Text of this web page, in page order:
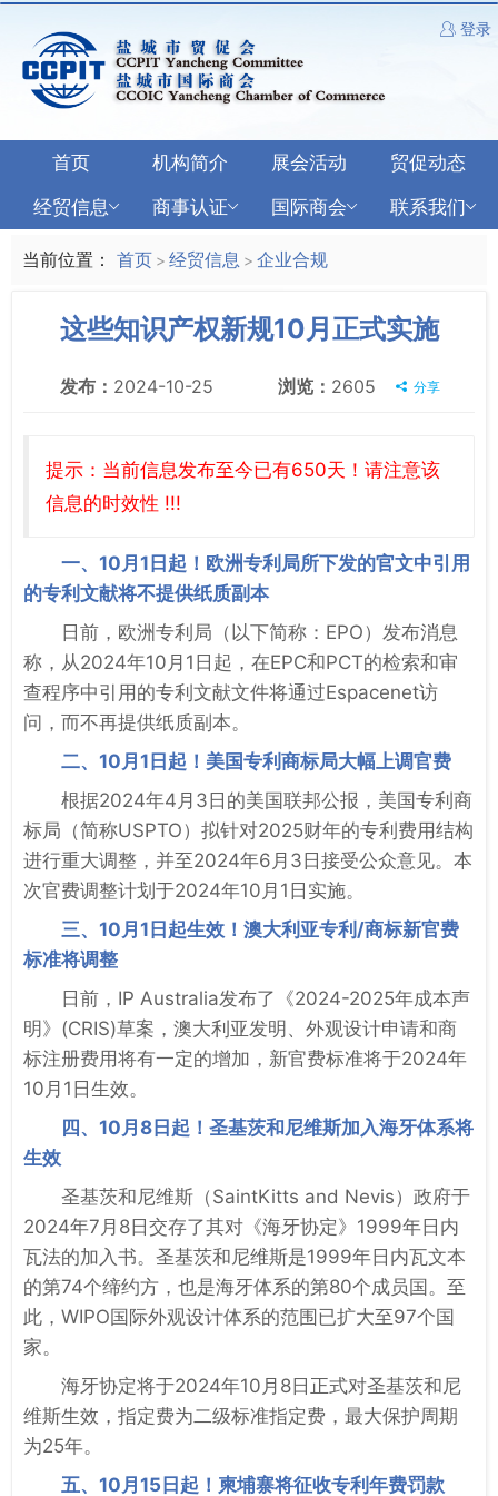
登录
首页 机构简介 展会活动
贸促动态
经贸信息
商事认证 国际商会 联系我们
当前位置： 首页 > 经贸信息 > 企业合规
这些知识产权新规10月正式实施
发布： 2024-10-25 浏览： 2605 分享
提示：当前信息发布至今已有650天！请注意该
信息的时效性 !!!
一、10月1日起！欧洲专利局所下发的官文中引用
的专利文献将不提供纸质副本
日前，欧洲专利局（以下简称：EPO）发布消息
称，从2024年10月1日起，在EPC和PCT的检索和审
查程序中引用的专利文献文件将通过Espacenet访
问，而不再提供纸质副本。
二、10月1日起！美国专利商标局大幅上调官费
根据2024年4月3日的美国联邦公报，美国专利商
标局（简称USPTO）拟针对2025财年的专利费用结构
进行重大调整，并至2024年6月3日接受公众意见。本
次官费调整计划于2024年10月1日实施。
三、10月1日起生效！澳大利亚专利/商标新官费
标准将调整
日前，IP Australia发布了《2024-2025年成本声
明》(CRIS)草案，澳大利亚发明、外观设计申请和商
标注册费用将有一定的增加，新官费标准将于2024年
10月1日生效。
四、10月8日起！圣基茨和尼维斯加入海牙体系将
生效
圣基茨和尼维斯（SaintKitts and Nevis）政府于
2024年7月8日交存了其对《海牙协定》1999年日内
瓦法的加入书。圣基茨和尼维斯是1999年日内瓦文本
的第74个缔约方，也是海牙体系的第80个成员国。至
此，WIPO国际外观设计体系的范围已扩大至97个国
家。
海牙协定将于2024年10月8日正式对圣基茨和尼
维斯生效，指定费为二级标准指定费，最大保护周期
为25年。
五、10月15日起！柬埔寨将征收专利年费罚款